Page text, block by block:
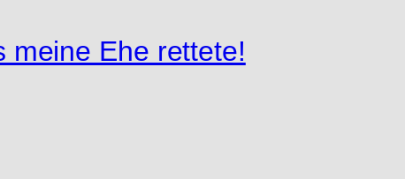
Ehe rettete!